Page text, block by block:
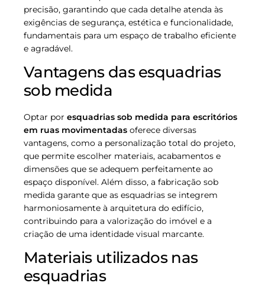
precisão, garantindo que cada detalhe atenda às
exigências de segurança, estética e funcionalidade,
fundamentais para um espaço de trabalho eficiente
e agradável.
Vantagens das esquadrias
sob medida
Optar por esquadrias sob medida para escritórios
em ruas movimentadas oferece diversas
vantagens, como a personalização total do projeto,
que permite escolher materiais, acabamentos e
dimensões que se adequem perfeitamente ao
espaço disponível. Além disso, a fabricação sob
medida garante que as esquadrias se integrem
harmoniosamente à arquitetura do edifício,
contribuindo para a valorização do imóvel e a
criação de uma identidade visual marcante.
Materiais utilizados nas
esquadrias